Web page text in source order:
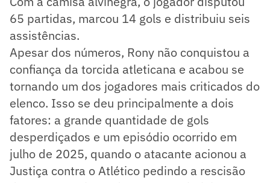
65 partidas, marcou 14 gols e distribuiu seis
assistências.
Apesar dos números, Rony não conquistou a
confiança da torcida atleticana e acabou se
tornando um dos jogadores mais criticados do
elenco. Isso se deu principalmente a dois
fatores: a grande quantidade de gols
desperdiçados e um episódio ocorrido em
julho de 2025, quando o atacante acionou a
Justiça contra o Atlético pedindo a rescisão